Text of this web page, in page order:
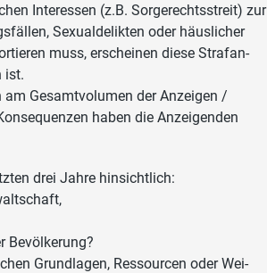
Interessen (z.B. Sorgerechtsstreit) zur
Sexualdelikten oder häuslicher
muss, erscheinen diese Strafan-
ist.
Gesamtvolumen der Anzeigen /
haben die Anzeigenden
drei Jahre hinsichtlich:
Bevölkerung?
Grundlagen, Ressourcen oder Wei-